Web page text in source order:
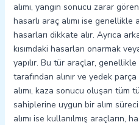
alımı, yangın sonucu zarar
hasarlı araç alımı ise genellikle
hasarları dikkate alır. Ayrıca
kısımdaki hasarları onarmak
yapılır. Bu tür araçlar,
tarafından alınır ve yedek
alımı, kaza sonucu oluşan tüm
sahiplerine uygun bir alım
alımı ise kullanılmış araçların,